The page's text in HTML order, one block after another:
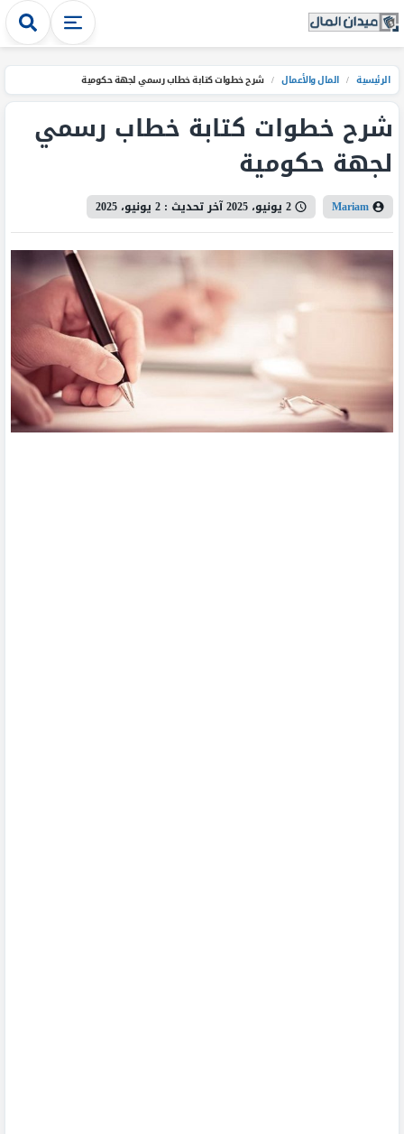
الرئيسية / المال والأعمال / شرح خطوات كتابة خطاب رسمي لجهة حكومية
شرح خطوات كتابة خطاب رسمي
لجهة حكومية
Mariam 2 يونيو، 2025 آخر تحديث : 2 يونيو، 2025